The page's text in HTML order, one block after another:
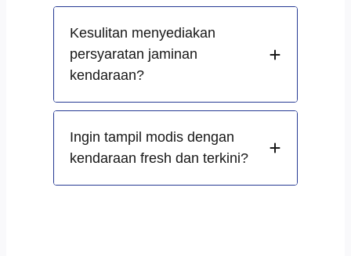
Kesulitan menyediakan
persyaratan jaminan
kendaraan?
Ingin tampil modis dengan
kendaraan fresh dan terkini?